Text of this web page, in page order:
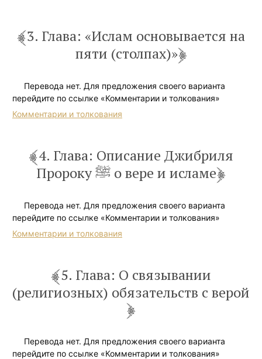
3. Глава: «Ислам основывается на
пяти (столпах)»
Перевода нет. Для предложения своего варианта
перейдите по ссылке «Комментарии и толкования»
Комментарии и толкования
4. Глава: Описание Джибриля
Пророку ﷺ о вере и исламе
Перевода нет. Для предложения своего варианта
перейдите по ссылке «Комментарии и толкования»
Комментарии и толкования
5. Глава: О связывании
(религиозных) обязательств с верой
Перевода нет. Для предложения своего варианта
перейдите по ссылке «Комментарии и толкования»